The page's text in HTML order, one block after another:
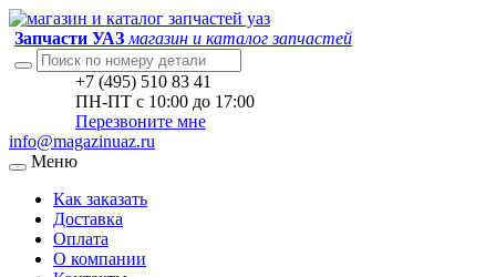
Запчасти УАЗ магазин и каталог запчастей
+7 (495) 510 83 41
ПН-ПТ с 10:00 до 17:00
Перезвоните мне
info@magazinuaz.ru
Меню
Как заказать
Доставка
Оплата
О компании